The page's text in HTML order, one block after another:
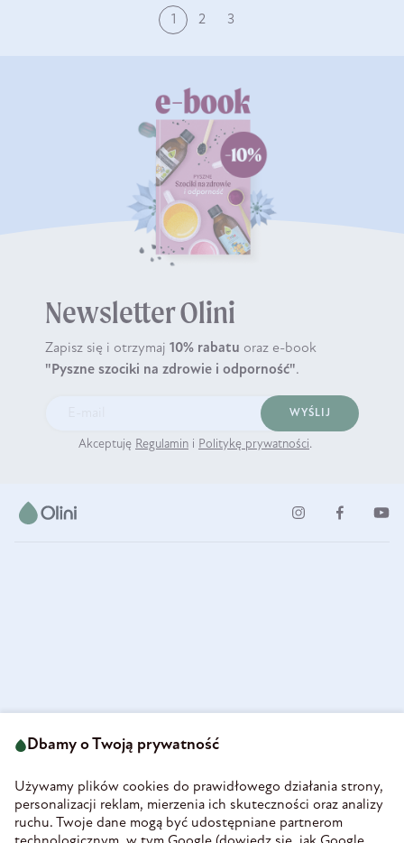
1 2 3
Newsletter Olini
Zapisz się i otrzymaj 10% rabatu oraz e-book
"Pyszne szociki na zdrowie i odporność".
WYŚLIJ
Akceptuję Regulamin i Politykę prywatności.
58-160 Świebodzice
REGON 890213034
INFORMACJE
Dbamy o Twoją prywatność
Używamy plików cookies do prawidłowego działania strony,
personalizacji reklam, mierzenia ich skuteczności oraz analizy
ruchu. Twoje dane mogą być udostępniane partnerom